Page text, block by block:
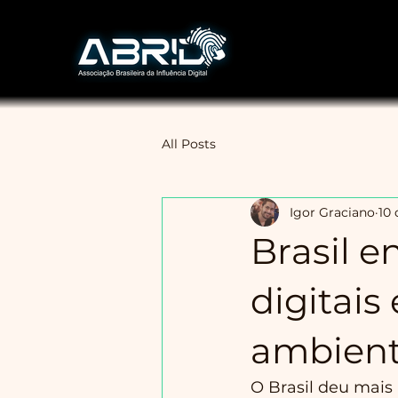
All Posts
Brasil
digitais
Igor Graciano 10
O Brasil deu